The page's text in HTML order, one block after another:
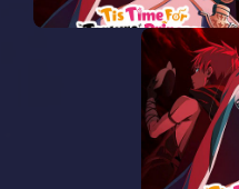
Goumon no Jikan desu
مترجمة